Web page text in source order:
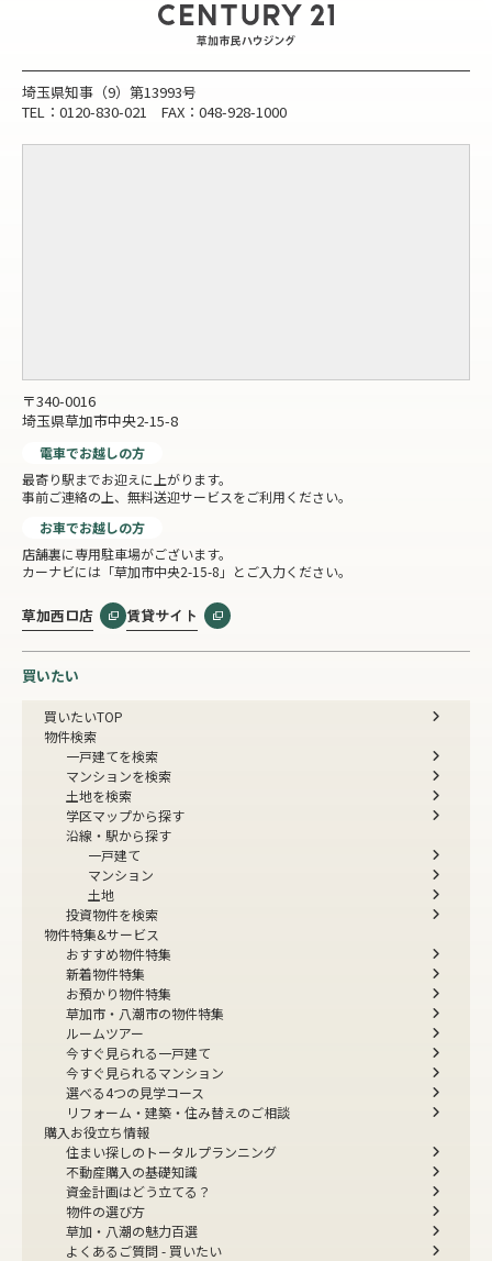
埼玉県知事（9）第13993号
TEL：0120-830-021 FAX：048-928-1000
〒340-0016
埼玉県草加市中央2-15-8
電車でお越しの方
最寄り駅までお迎えに上がります。
事前ご連絡の上、無料送迎サービスをご利用ください。
お車でお越しの方
店舗裏に専用駐車場がございます。
カーナビには「草加市中央2-15-8」とご入力ください。
草加西口店 賃貸サイト
買いたい
買いたいTOP
物件検索
一戸建てを検索
マンションを検索
土地を検索
学区マップから探す
沿線・駅から探す
一戸建て
マンション
土地
投資物件を検索
物件特集&サービス
おすすめ物件特集
新着物件特集
お預かり物件特集
草加市・八潮市の物件特集
ルームツアー
今すぐ見られる一戸建て
今すぐ見られるマンション
選べる4つの見学コース
リフォーム・建築・住み替えのご相談
購入お役立ち情報
住まい探しのトータルプランニング
不動産購入の基礎知識
資金計画はどう立てる？
物件の選び方
草加・八潮の魅力百選
よくあるご質問 - 買いたい